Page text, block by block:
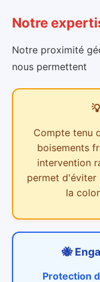
Notre
Notre proximité
nous permettent
Compte tenu
boisements
intervention
permet d'éviter
la
🐝
Protection